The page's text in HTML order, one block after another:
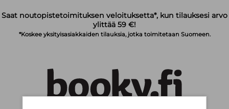
Saat noutopistetoimituksen veloituksetta*, kun tilauksesi arvo
ylittää 59 €!
*Koskee yksityisasiakkaiden tilauksia, jotka toimitetaan Suomeen.